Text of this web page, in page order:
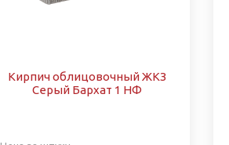
Кирпич облицовочный ЖКЗ
Серый Бархат 1 НФ